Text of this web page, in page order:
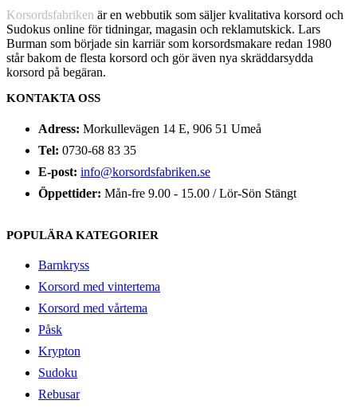
Korsordsfabriken är en webbutik som säljer kvalitativa korsord och
Sudokus online för tidningar, magasin och reklamutskick. Lars
Burman som började sin karriär som korsordsmakare redan 1980
står bakom de flesta korsord och gör även nya skräddarsydda
korsord på begäran.
KONTAKTA OSS
Adress: Morkullevägen 14 E, 906 51 Umeå
Tel: 0730-68 83 35
E-post: info@korsordsfabriken.se
Öppettider: Mån-fre 9.00 - 15.00 / Lör-Sön Stängt
POPULÄRA KATEGORIER
Barnkryss
Korsord med vintertema
Korsord med vårtema
Påsk
Krypton
Sudoku
Rebusar